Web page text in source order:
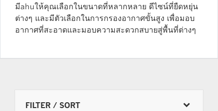
มีahuให้คุณเลือกในขนาดที่หลากหลาย ดีไซน์ที่ยืดหยุ่น
ต่างๆ และมีตัวเลือกในการกรองอากาศขั้นสูง เพื่อมอบ
อากาศที่สะอาดและมอบความสะดวกสบายสู่พื้นที่ต่างๆ
FILTER / SORT